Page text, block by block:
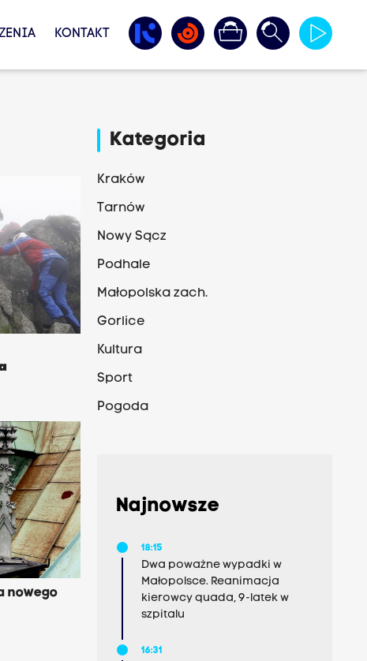
KONTAKT
nowego
Kategoria
Kraków
Tarnów
Nowy Sącz
Podhale
Małopolska zach.
Gorlice
Kultura
Sport
Pogoda
Najnowsze
18:15
Dwa poważne wypadki w
Małopolsce. Reanimacja
kierowcy quada, 9-latek w
szpitalu
16:31